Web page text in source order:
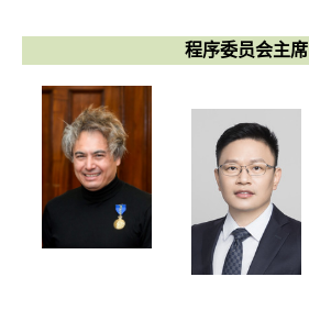
程序委员会主席